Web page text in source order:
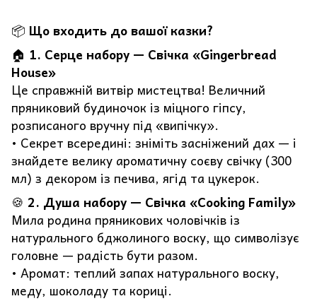
📦 Що входить до вашої казки?
🏠 1. Серце набору — Свічка «Gingerbread
House»
Це справжній витвір мистецтва! Величний
пряниковий будиночок із міцного гіпсу,
розписаного вручну під «випічку».
• Секрет всередині: зніміть засніжений дах — і
знайдете велику ароматичну соєву свічку (300
мл) з декором із печива, ягід та цукерок.
🍪 2. Душа набору — Свічка «Cooking Family»
Мила родина пряникових чоловічків із
натурального бджолиного воску, що символізує
головне — радість бути разом.
• Аромат: теплий запах натурального воску,
меду, шоколаду та кориці.